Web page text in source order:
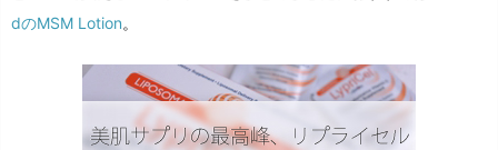
dのMSM Lotion。